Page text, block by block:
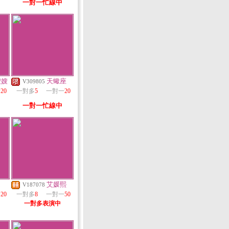
一對一忙線中
20
V309805 天蠍座
一對多5 一對一20
一對一忙線中
20
V187078 艾媛熙
一對多8 一對一50
一對多表演中